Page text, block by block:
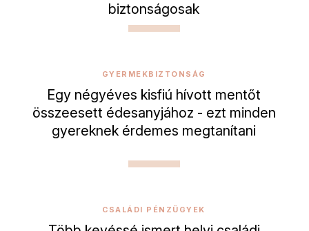
biztonságosak
GYERMEKBIZTONSÁG
Egy négyéves kisfiú hívott mentőt
összeesett édesanyjához - ezt minden
gyereknek érdemes megtanítani
CSALÁDI PÉNZÜGYEK